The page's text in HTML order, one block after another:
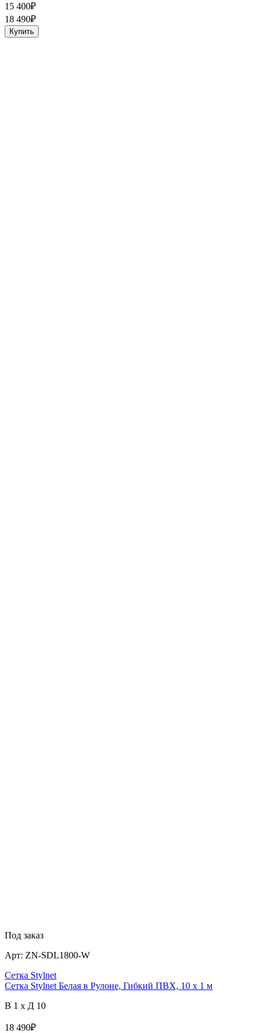
15 400₽
18 490₽
Купить
Под заказ
Арт: ZN-SDL1800-W
Сетка Stylnet
Сетка Stylnet Белая в Рулоне, Гибкий ПВХ, 10 x 1 м
В 1 x Д 10
18 490₽